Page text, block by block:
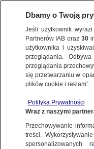
BIZNES
Z KRAJU
turystyczny".
17.07.2020, 13:02
Dbamy o Twoją
Jeśli użytkownik
Partnerów IAB oraz30
użytkownika i
przeglądania.
przeglądania
się przetwarzaniu w
plików cookie i reklam”.
Polityka Prywatności
Wraz z naszymi
Przechowywanie
treści.